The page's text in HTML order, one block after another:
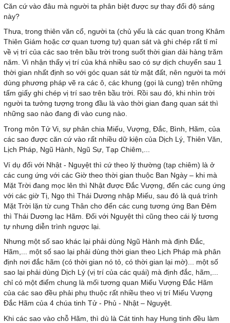
Căn cứ vào đâu mà người ta phân biệt được sự thay đổi độ sáng
này?
Thưa, trong thiên văn cổ, người ta (chủ yếu là các quan trong Khâm
Thiên Giám hoặc cơ quan tương tự) quan sát và ghi chép rất tỉ mỉ
về vị trí của các sao trên bầu trời trong suốt thời gian dài hàng trăm
năm. Vì nhận thấy vị trí của khá nhiều sao có sự dịch chuyển sau 1
thời gian nhất định so với góc quan sát từ mặt đất, nên người ta mới
dùng phương pháp vẽ ra các ô, các khung (gọi là cung) trên những
tấm giấy ghi chép vị trí sao trên bầu trời. Rồi sau đó, khi nhìn trời
người ta tưởng tượng trong đầu là vào thời gian đang quan sát thì
những sao nào đang đi vào cung nào.
Trong môn Tử Vi, sự phân chia Miếu, Vượng, Đắc, Bình, Hãm, của
các sao được căn cứ vào rất nhiều dữ kiện của Dịch Lý, Thiên Văn,
Lịch Pháp, Ngũ Hành, Ngũ Sự, Tạp Chiêm,...
Ví dụ đối với Nhật - Nguyệt thì cứ theo lý thường (tạp chiêm) là ở
các cung ứng với các Giờ theo thời gian thuộc Ban Ngày – khi mà
Mặt Trời đang mọc lên thì Nhật được Đắc Vượng, đến các cung ứng
với các giờ Tị, Ngọ thì Thái Dương nhập Miếu, sau đó là quá trình
Mặt Trời lặn từ cung Thân cho đến các cung tương ứng Ban Đêm
thì Thái Dương lạc Hãm. Đối với Nguyệt thì cũng theo cái lý tương
tự nhưng diễn trình ngược lại.
Nhưng một số sao khác lại phải dùng Ngũ Hành mà định Đắc,
Hãm,... một số sao lại phải dùng thời gian theo Lịch Pháp mà phân
định nơi đắc hãm (có thời gian nó tỏ, có thời gian lại mờ)... một số
sao lại phải dùng Dịch Lý (vị trí của các quái) mà định đắc, hãm,...
chỉ có một điểm chung là mối tương quan Miếu Vượng Đắc Hãm
của các sao đều phải phụ thuộc rất nhiều theo vị trí Miếu Vượng
Đắc Hãm của 4 chúa tinh Tử - Phủ - Nhật – Nguyệt.
Khi các sao vào chỗ Hãm, thì dù là Cát tinh hay Hung tinh đều làm